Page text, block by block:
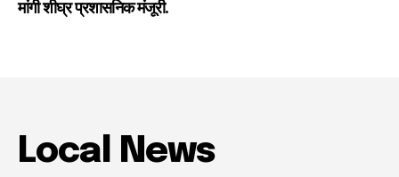
मांगी शीघ्र प्रशासनिक मंजूरी.
Local News